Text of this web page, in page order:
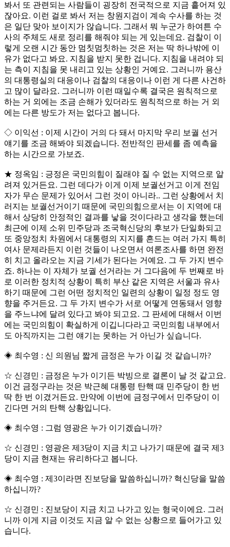
봐서 또 관련되는 사람들이 굉장히 전국적으로 지금 흩어져 있
잖아요. 이런 걸로 봐서 저는 창원지검이 계속 수사를 하는 것
은 일단 맞아 보이지가 않습니다. 그래서 뭐 누군가 하여튼 수
사의 주체도 새로 정리를 해줘야 되는 게 있는데요. 검찰이 이
렇게 오랜 시간 동안 멈칫멈칫하는 것은 저는 딱 하나밖에 이
유가 없다고 봐요. 지침을 받지 못한 겁니다. 지침을 내려야 되
는 측이 지침을 못 내리고 있는 상황인 거예요. 그러니까 용산
의 대통령실의 대응이나 검찰의 대응이나 이런 게 다른 사건하
고 많이 달라요. 그러니까 이런 때일수록 결국은 원칙적으로
하는 거 외에는 조금 손해가 있더라도 원칙적으로 하는 거 외
에는 다른 방도가 저는 없다고 봅니다.
◇ 이익선 : 이제 시간이 거의 다 돼서 마지막 우리 보궐 선거
얘기를 조금 해봐야 되겠습니다. 전반적인 판세를 좀 예측을
하는 시간으로 가보죠.
★ 정옥임 : 긍정은 국민의힘이 질래야 질 수 없는 지역으로 알
려져 있거든요. 그런 데다가 이게 이제 보궐선거고 이게 전임
자가 무슨 문제가 있어서 그런 것이 아니라.. 그런 상황에서 치
러지는 보궐선거이기 때문에 국민의힘으로서는 이 지역에 대
해서 상당히 안정적인 결과를 낳을 것이다라고 생각을 했는데
최근에 이제 소위 민주당과 조국혁신당의 후보가 단일화되고
또 중앙정치 차원에서 대통령의 지지를 흔드는 여러 가지 특히
여사 문제라든지 이런 것들이 나오면서 여론조사를 하면 완전
히 치고 올라오는 지금 기세가 된다는 거예요. 그 두 가지 변수
죠. 하나는 이 자체가 보궐 선거라는 거 그다음에 두 번째로 바
로 이러한 정치적 상황이 특히 부산 같은 지역은 서울과 유사
하기 때문에 그런 어떤 정치적인 일련의 상황이 일정 정도 영
향을 주거든요. 그 두 가지 변수가 서로 어떻게 연동돼서 영향
을 주느냐에 달려 있다고 봐야 되고요. 그 판세에 대해서 이번
에는 국민의힘이 확실하게 이깁니다라고 국민의힘 내부에서
도 아직까지는 그런 얘기는 못하는 거 아닌가 싶습니다.
◈ 최수영 : 신 의원님 짧게 금정은 누가 이길 것 같습니까?
☆ 신경민 : 금정은 누가 이기든 박빙으로 결론이 날 것 같고요.
이건 금정구라는 것은 박근혜 대통령 탄핵 때 민주당이 한 번
딱 한 번 이겼거든요. 만약에 이번에 금정구에서 민주당이 이
긴다면 거의 탄핵 상황입니다.
◈ 최수영 : 그럼 영광은 누가 이기겠습니까?
☆ 신경민 : 영광은 제3당이 지금 치고 나가기 때문에 결국 제3
당이 지금 현재는 유리하다고 봅니다.
◈ 최수영 : 제3이라면 진보당을 말씀하십니까? 혁신당을 말씀
하십니까?
☆ 신경민 : 진보당이 지금 치고 나가고 있는 형국이에요. 그러
니까 이게 지금 이것도 지금 알 수 없는 상황으로 들어가고 있
습니다.